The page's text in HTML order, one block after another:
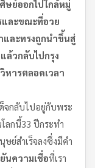
ษย์ออกไปใกล้หมู่
และขณะที่อวย
และทรงถูกนำขึ้นสู่
แล้วกลับไปกรุง
หารตลอดเวลา
จกลับไปอยู่กับพระ
ลกนี้33 ปีกระทำ
ย์สำเร็จลงซึ่งมีคำ
นความเชื่อที่เรา